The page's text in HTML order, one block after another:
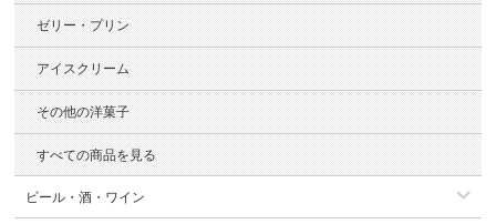
ゼリー・プリン
アイスクリーム
その他の洋菓子
すべての商品を見る
ビール・酒・ワイン